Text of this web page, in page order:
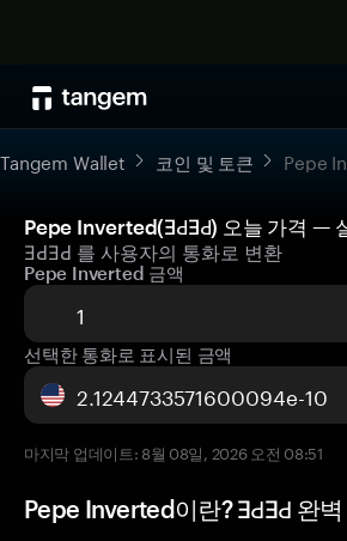
Tangem Wallet 코인 및 토큰 Pepe
Pepe Inverted(ƎԀƎԀ) 오늘 가격 —
ƎԀƎԀ 를 사용자의 통화로 변환
Pepe Inverted 금액
선택한 통화로 표시된 금액
마지막 업데이트: 8월 08일, 2026 오전 08:51
Pepe Inverted이란? ƎԀƎԀ 완벽